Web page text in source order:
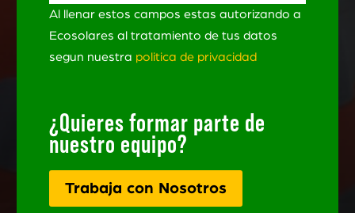
Al llenar estos campos estas autorizando a
Ecosolares al tratamiento de tus datos
segun nuestra politica de privacidad
¿Quieres formar parte de
nuestro equipo?
Trabaja con Nosotros